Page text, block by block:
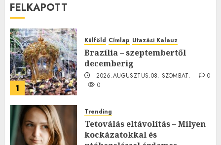
FELKAPOTT
1
Külföld Címlap Utazási Kalauz
Brazília – szeptembertől
decemberig
2026.AUGUSZTUS.08. SZOMBAT.
0
0
Trending
Tetoválás eltávolítás – Milyen
kockázatokkal és